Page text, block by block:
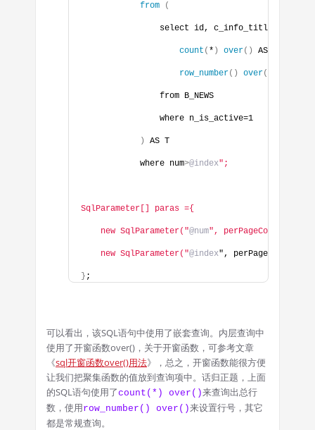
from (
                select id, c_info_title,
count ( * ) over() AS Total,
row_number() over(
                from B_NEWS
                where n_is_active=1
) AS T
            where num
>@index";
SqlParameter[] paras ={
    new SqlParameter("
@num", perPageCount)
    new SqlParameter("
@index", perPageCount*
} ;
可以看出，该SQL语句中使用了嵌套查询。内层查询中
使用了开窗函数over()，关于开窗函数，可参考文章
《sql开窗函数over()用法》，总之，开窗函数能很方便
让我们把聚集函数的值放到查询项中。话归正题，上面
的SQL语句使用了count(*) over()来查询出总行
数，使用row_number() over()来设置行号，其它
都是常规查询。